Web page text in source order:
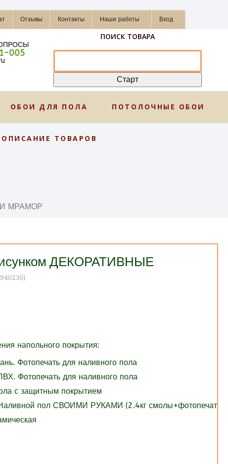
Отзывы Контакты Наши работы Вход
005
ПОИСК ТОВАРА
ОБОИ ДЛЯ ПОЛА ПОТОЛОЧНЫЕ ОБОИ
ОПИСАНИЕ ТОВАРОВ
МРАМОР
ДЕКОРАТИВНЫЕ
)
напольного покрытия:
Фотопечать для наливного пола
Фотопечать для наливного пола
с защитным покрытием
пол СВОИМИ РУКАМИ (2.4кг смолы+фотопечать)